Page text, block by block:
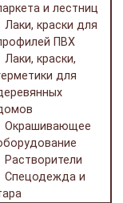
и лестниц
Лаки, краски для
ПВХ
Лаки, краски,
для
Окрашивающее
Растворители
Спецодежда и